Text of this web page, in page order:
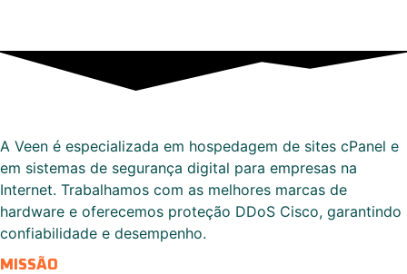
A Veen é especializada em hospedagem de sites cPanel e
em sistemas de segurança digital para empresas na
Internet. Trabalhamos com as melhores marcas de
hardware e oferecemos proteção DDoS Cisco, garantindo
confiabilidade e desempenho.
MISSÃO